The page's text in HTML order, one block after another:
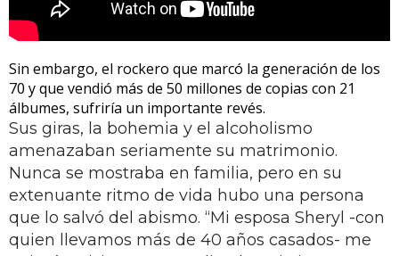
Sin embargo, el rockero que marcó la generación de los
70 y que vendió más de 50 millones de copias con 21
álbumes, sufriría un importante revés.
Sus giras, la bohemia y el alcoholismo
amenazaban seriamente su matrimonio.
Nunca se mostraba en familia, pero en su
extenuante ritmo de vida hubo una persona
que lo salvó del abismo. “Mi esposa Sheryl -con
quien llevamos más de 40 años casados- me